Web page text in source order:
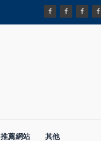
推薦網站 其他